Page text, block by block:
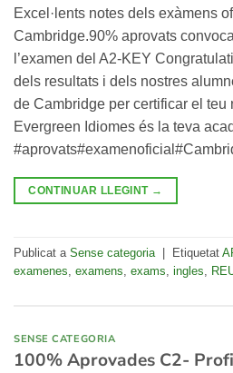
Excel·lents notes dels exàmens
Cambridge.90% aprovats
l’examen del A2-KEY
dels resultats i dels nostres
de Cambridge per certificar el teu
Evergreen Idiomes és la teva
CONTINUAR LLEGINT →
Publicat a Sense categoria | Etiquetat
examenes examens exams ingles
SENSE CATEGORIA
100% Aprovades C2-